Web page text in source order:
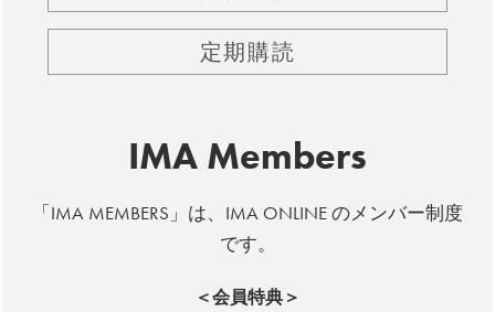
定期購読
IMA Members
「IMA MEMBERS」は、IMA ONLINE のメンバー制度
です。
＜会員特典＞